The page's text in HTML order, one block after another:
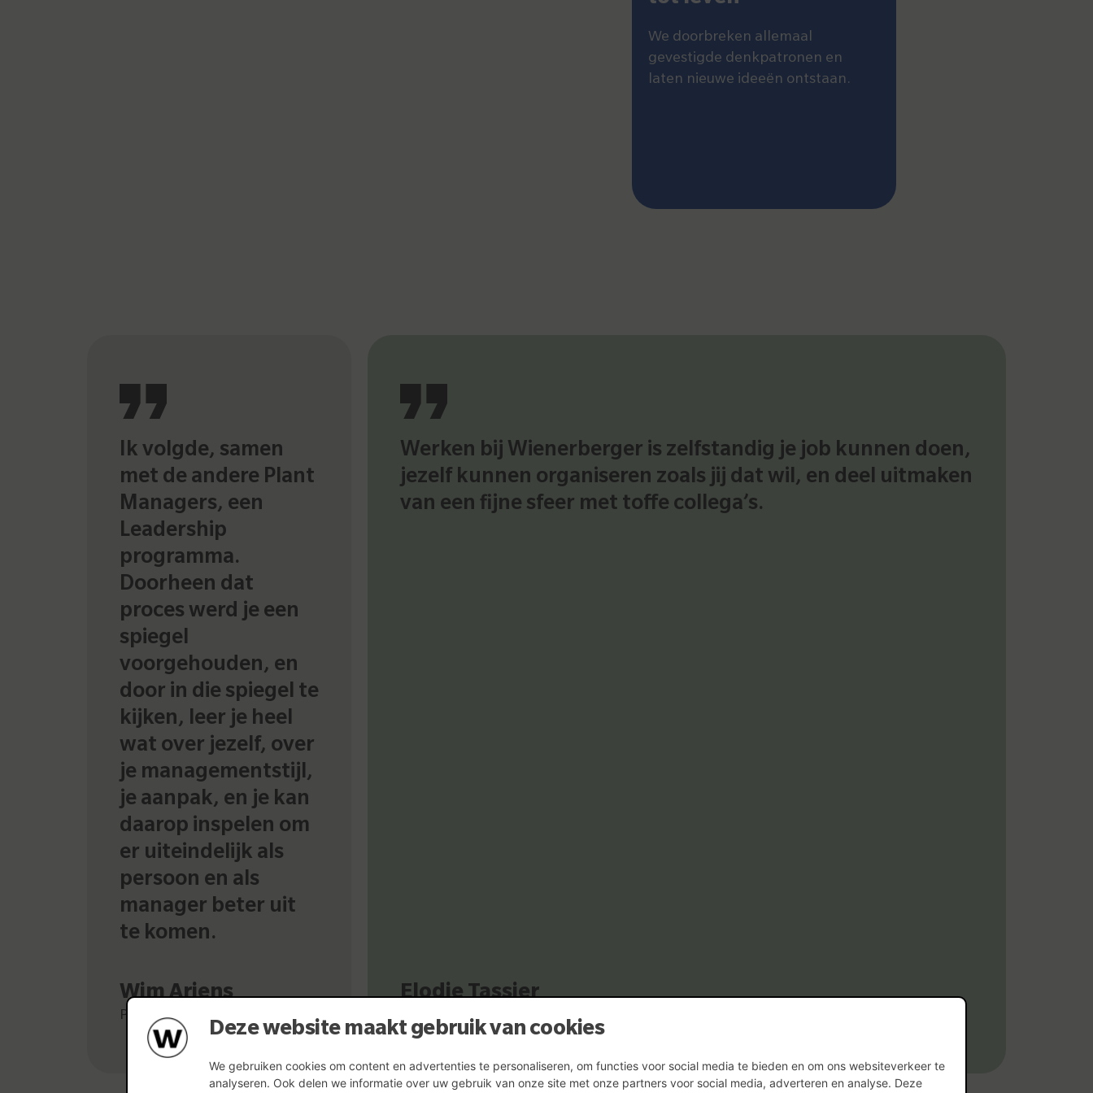
Deze website maakt gebruik van cookies
We gebruiken cookies om content en advertenties te personaliseren, om functies voor social media te bieden en om ons websiteverkeer te
analyseren. Ook delen we informatie over uw gebruik van onze site met onze partners voor social media, adverteren en analyse. Deze
We doorbreken allemaal
gevestigde denkpatronen en
laten nieuwe ideeën ontstaan.
Ik volgde, samen
met de andere Plant
Managers, een
Leadership
programma.
Doorheen dat
proces werd je een
spiegel
voorgehouden, en
door in die spiegel te
kijken, leer je heel
wat over jezelf, over
je managementstijl,
je aanpak, en je kan
daarop inspelen om
er uiteindelijk als
persoon en als
manager beter uit
te komen.
Wim Ariens
Plant Manager Beerse
Werken bij Wienerberger is zelfstandig je job kunnen doen,
jezelf kunnen organiseren zoals jij dat wil, en deel uitmaken
van een fijne sfeer met toffe collega’s.
Elodie Tassier
Directie assistente TDH